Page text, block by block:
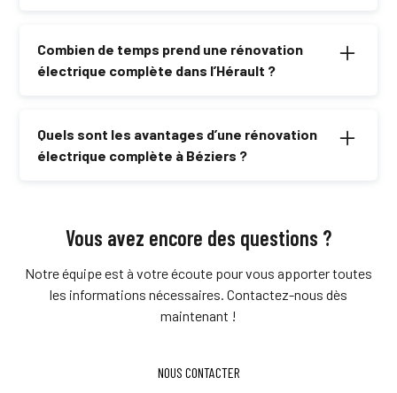
rénover progressivement votre installation sans
interrompre votre quotidien.
Combien de temps prend une rénovation
électrique complète dans l’Hérault ?
l’installation, mais en général, elle varie entre 1 et 3
semaines.
Quels sont les avantages d’une rénovation
électrique complète à Béziers ?
performance énergétique de votre habitat autour de
Vous avez encore des questions ?
Notre équipe est à votre écoute pour vous apporter toutes
les informations nécessaires. Contactez-nous dès
maintenant !
NOUS CONTACTER